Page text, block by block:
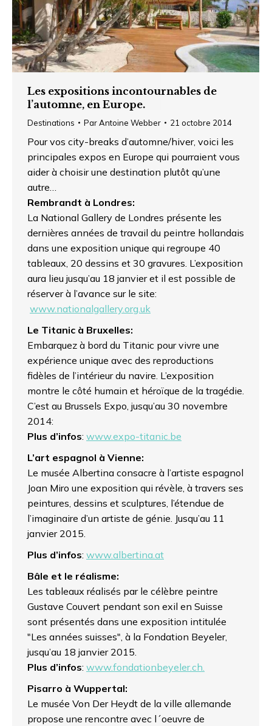
Les expositions incontournables de
l’automne, en Europe.
Destinations ParAntoine Webber 21 octobre 2014
Pour vos city-breaks d’automne/hiver, voici les
principales expos en Europe qui pourraient vous
aider à choisir une destination plutôt qu’une
autre…
Rembrandt à Londres:
La National Gallery de Londres présente les
dernières années de travail du peintre hollandais
dans une exposition unique qui regroupe 40
tableaux, 20 dessins et 30 gravures. L’exposition
aura lieu jusqu’au 18 janvier et il est possible de
réserver à l’avance sur le site:
www.nationalgallery.org.uk
Le Titanic à Bruxelles:
Embarquez à bord du Titanic pour vivre une
expérience unique avec des reproductions
fidèles de l’intérieur du navire. L’exposition
montre le côté humain et héroïque de la tragédie.
C’est au Brussels Expo, jusqu’au 30 novembre
2014:
Plus d’infos: www.expo-titanic.be
L’art espagnol à Vienne:
Le musée Albertina consacre à l’artiste espagnol
Joan Miro une exposition qui révèle, à travers ses
peintures, dessins et sculptures, l’étendue de
l’imaginaire d’un artiste de génie. Jusqu’au 11
janvier 2015.
Plus d’infos: www.albertina.at
Bâle et le réalisme:
Les tableaux réalisés par le célèbre peintre
Gustave Couvert pendant son exil en Suisse
sont présentés dans une exposition intitulée
"Les années suisses", à la Fondation Beyeler,
jusqu’au 18 janvier 2015.
Plus d’infos: www.fondationbeyeler.ch.
Pisarro à Wuppertal:
Le musée Von Der Heydt de la ville allemande
propose une rencontre avec l´oeuvre de